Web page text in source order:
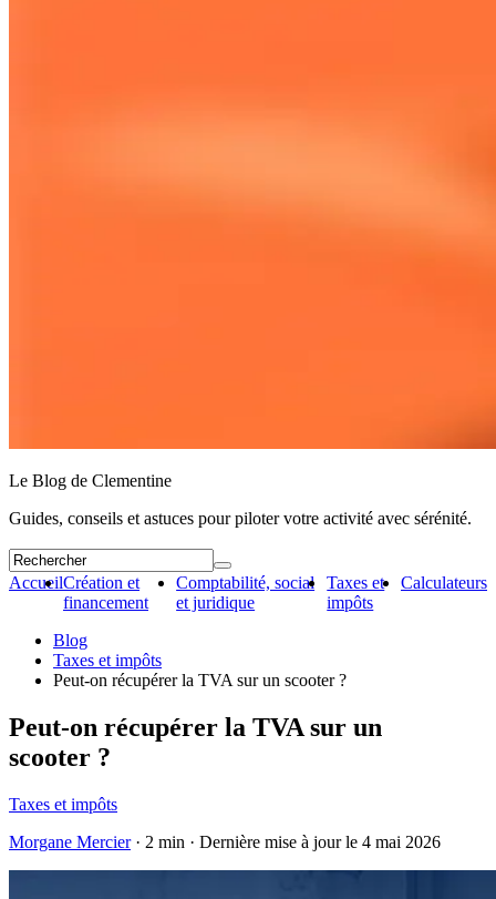
Le Blog de Clementine
Guides, conseils et astuces pour piloter votre activité avec sérénité.
AccueilCréation et
financement
Comptabilité, social
et juridique
Taxes et
impôts
Calculateurs
Blog
Taxes et impôts
Peut-on récupérer la TVA sur un scooter ?
Peut-on récupérer la TVA sur un
scooter ?
Taxes et impôts
Morgane Mercier· 2 min · Dernière mise à jour le 4 mai 2026